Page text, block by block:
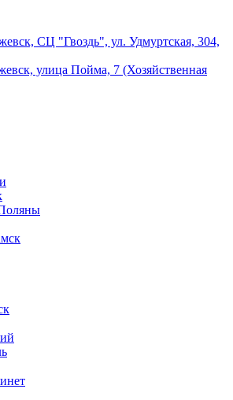
СЦ "Гвоздь", ул. Удмуртская, 304,
улица Пойма, 7 (Хозяйственная